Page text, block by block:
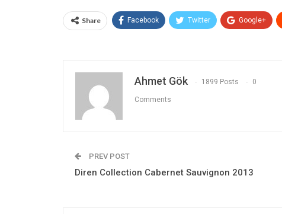
Share Facebook Twitter Google+
Ahmet Gök 1899 Posts 0
Comments
PREV POST
Diren Collection Cabernet Sauvignon 2013